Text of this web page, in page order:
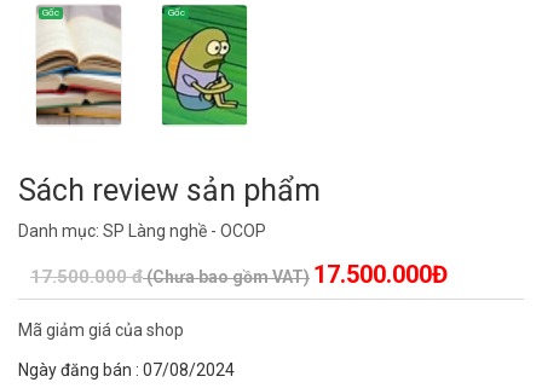
Sách review sản phẩm
Danh mục: SP Làng nghề - OCOP
17.500.000 đ(Chưa bao gồm VAT) 17.500.000Đ
Mã giảm giá của shop
Ngày đăng bán : 07/08/2024